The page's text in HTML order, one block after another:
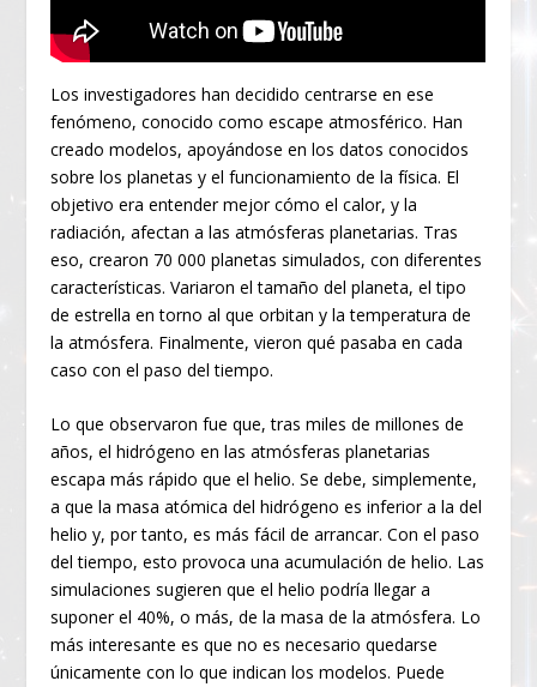
Los investigadores han decidido centrarse en ese
fenómeno, conocido como escape atmosférico. Han
creado modelos, apoyándose en los datos conocidos
sobre los planetas y el funcionamiento de la física. El
objetivo era entender mejor cómo el calor, y la
radiación, afectan a las atmósferas planetarias. Tras
eso, crearon 70 000 planetas simulados, con diferentes
características. Variaron el tamaño del planeta, el tipo
de estrella en torno al que orbitan y la temperatura de
la atmósfera. Finalmente, vieron qué pasaba en cada
caso con el paso del tiempo.
Lo que observaron fue que, tras miles de millones de
años, el hidrógeno en las atmósferas planetarias
escapa más rápido que el helio. Se debe, simplemente,
a que la masa atómica del hidrógeno es inferior a la del
helio y, por tanto, es más fácil de arrancar. Con el paso
del tiempo, esto provoca una acumulación de helio. Las
simulaciones sugieren que el helio podría llegar a
suponer el 40%, o más, de la masa de la atmósfera. Lo
más interesante es que no es necesario quedarse
únicamente con lo que indican los modelos. Puede